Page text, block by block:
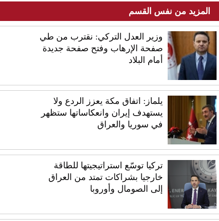
المزيد من نفس القسم
وزير العدل التركي: نقترب من طي
صفحة الإرهاب وفتح صفحة جديدة
أمام البلاد
يلماز: اتفاق مكة يعزز الردع ولا
يستهدف إيران وانعكاساتها ستظهر
في سوريا والعراق
تركيا توسّع استراتيجيتها للطاقة
خارجيا بشراكات تمتد من العراق
إلى الصومال وأوروبا